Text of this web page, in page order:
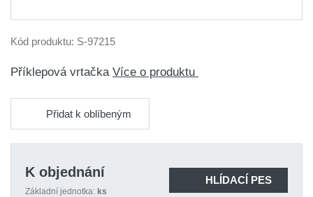
Kód produktu: S-97215
Příklepová vrtačka Více o produktu
Přidat k oblíbeným
K objednání
Základní jednotka: ks
HLÍDACÍ PES